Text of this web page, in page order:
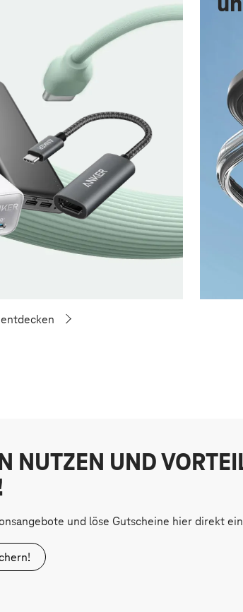
NUTZEN UND
und löse Gutscheine hier direkt